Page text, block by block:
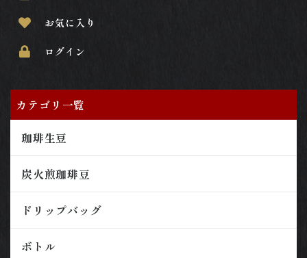
お気に入り
ログイン
カテゴリ一覧
珈琲生豆
炭火煎珈琲豆
ドリップバッグ
ボトル